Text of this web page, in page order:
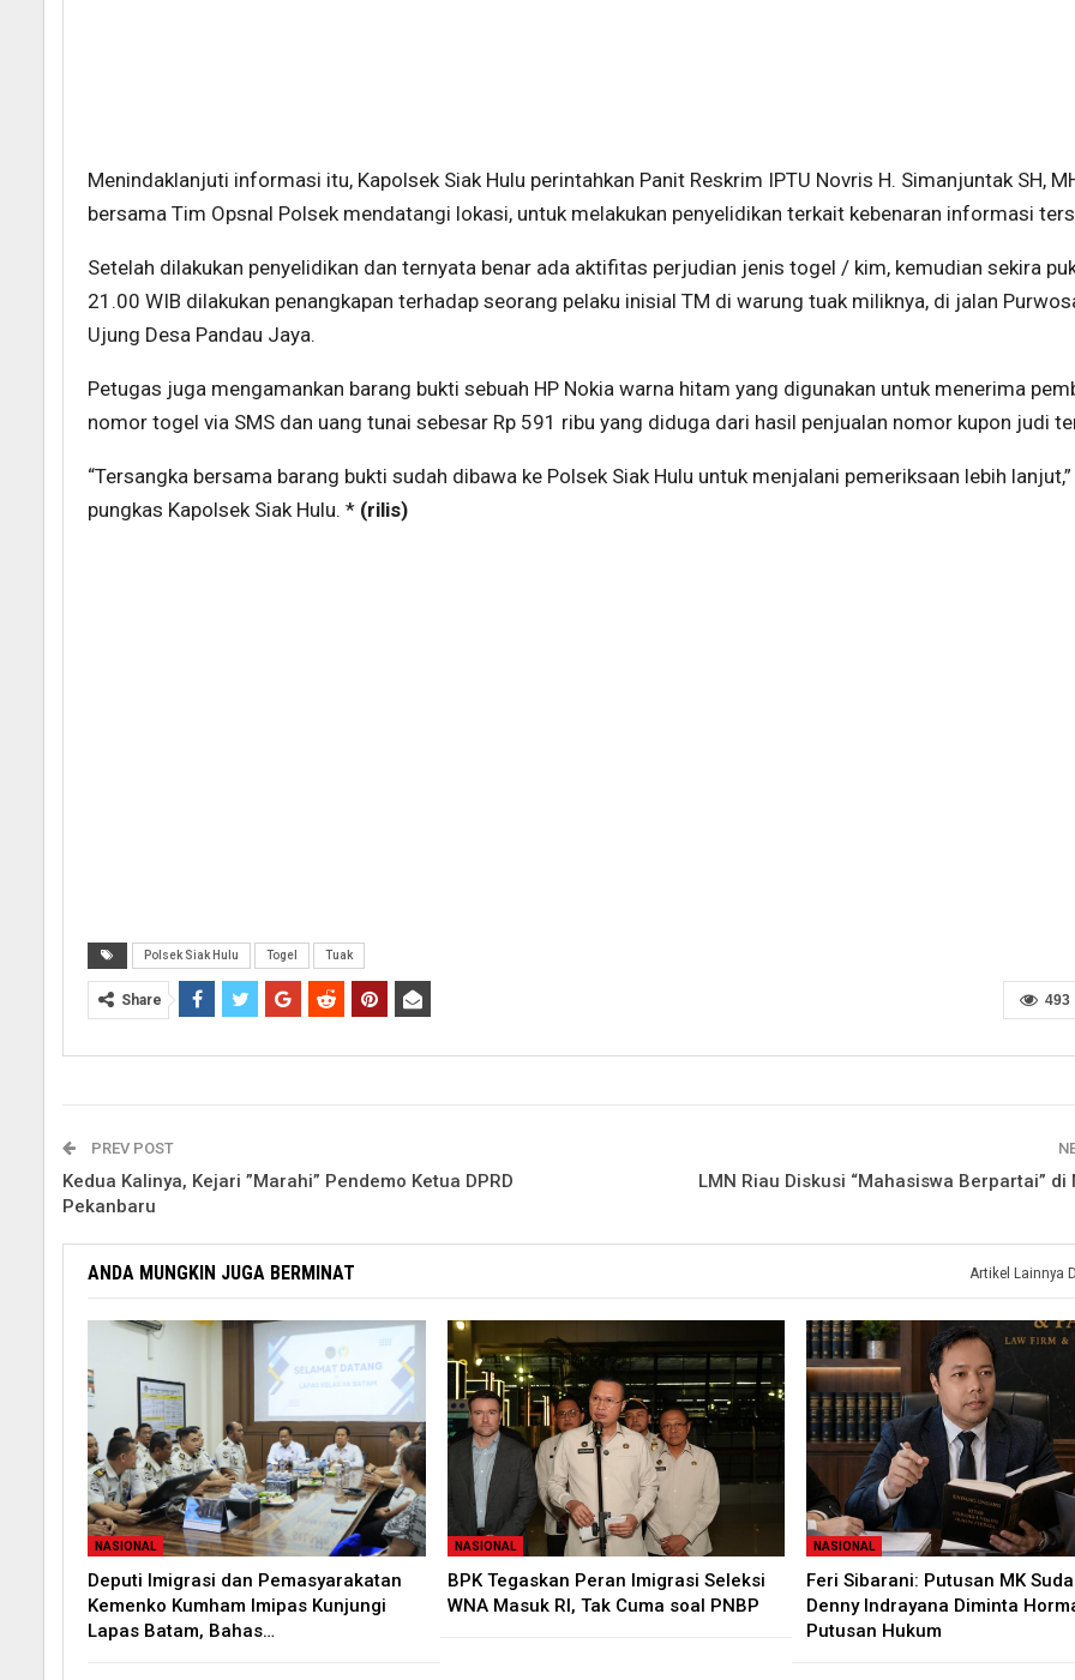
Menindaklanjuti informasi itu, Kapolsek Siak Hulu perintahkan Panit Reskrim IPTU Novris H. Simanjuntak SH,
bersama Tim Opsnal Polsek mendatangi lokasi, untuk melakukan penyelidikan terkait kebenaran informasi
Setelah dilakukan penyelidikan dan ternyata benar ada aktifitas perjudian jenis togel / kim, kemudian sekira
21.00 WIB dilakukan penangkapan terhadap seorang pelaku inisial TM di warung tuak miliknya, di jalan
Ujung Desa Pandau Jaya.
Petugas juga mengamankan barang bukti sebuah HP Nokia warna hitam yang digunakan untuk menerima
nomor togel via SMS dan uang tunai sebesar Rp 591 ribu yang diduga dari hasil penjualan nomor kupon judi
“Tersangka bersama barang bukti sudah dibawa ke Polsek Siak Hulu untuk menjalani pemeriksaan lebih lanjut,”
pungkas Kapolsek Siak Hulu. * (rilis)
Polsek Siak Hulu Togel Tuak
493
Share
PREV POST
Kedua Kalinya, Kejari ”Marahi” Pendemo Ketua DPRD
Pekanbaru
LMN Riau Diskusi “Mahasiswa Berpartai” di
ANDA MUNGKIN JUGA BERMINAT Artikel Lainnya
NASIONAL
Deputi Imigrasi dan Pemasyarakatan
Kemenko Kumham Imipas Kunjungi
Lapas Batam, Bahas…
NASIONAL
BPK Tegaskan Peran Imigrasi Seleksi
WNA Masuk RI, Tak Cuma soal PNBP
NASIONAL
Feri Sibarani: Putusan MK
Denny Indrayana Diminta
Putusan Hukum